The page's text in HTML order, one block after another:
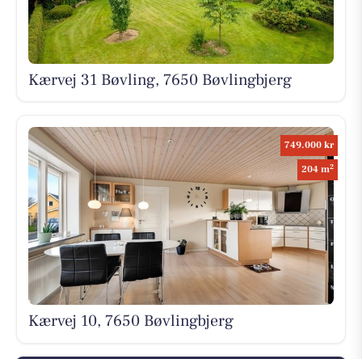
Kærvej 31 Bøvling, 7650 Bøvlingbjerg
749.000 kr
204 m2
Kærvej 10, 7650 Bøvlingbjerg